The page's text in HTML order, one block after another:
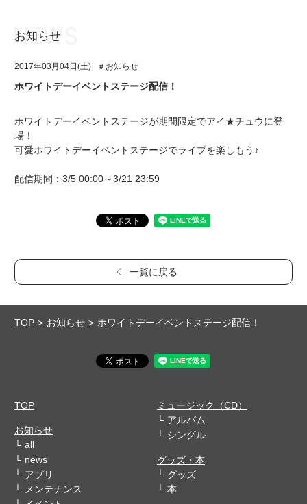
アプリゲーム
ミュージック
ユニット&キャラクター
イベント・キャンペーン
お知らせ
2017年03月04日(土) ＃お知らせ
ホワイトデーイベントステージ配信！
ホワイトデーイベントステージが期間限定でアイ★チュウに登
場！
可愛ホワイトデーイベントステージでライブを楽しもう♪
配信期間：3/5 00:00～3/21 23:59
一覧に戻る
TOP お知らせ ホワイトデーイベントステージ配信！
TOP
お知らせ
all
news
アプリ
メンテナンス
ミュージック（CD）
アルバム
シングル
グッズ・本
グッズ
本